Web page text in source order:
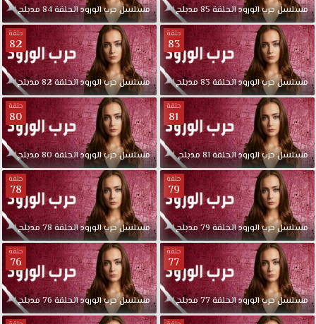
مسلسلحربالورودالحلقة85مدبلج مسلسلحربالورودالحلقة84مدبلج
حلقة
83
مسلسلحربالورودالحلقة83مدبلج
حلقة
82
مسلسلحربالورودالحلقة82مدبلج
حلقة
81
مسلسلحربالورودالحلقة81مدبلج
حلقة
80
مسلسلحربالورودالحلقة80مدبلج
حلقة
79
مسلسلحربالورودالحلقة79مدبلج
حلقة
78
مسلسلحربالورودالحلقة78مدبلج
حلقة
77
مسلسلحربالورودالحلقة77مدبلج
حلقة
76
مسلسلحربالورودالحلقة76مدبلج